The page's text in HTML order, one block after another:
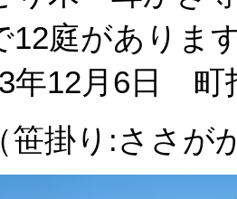
12庭がありま
12月6日 町
笹掛り:ささ